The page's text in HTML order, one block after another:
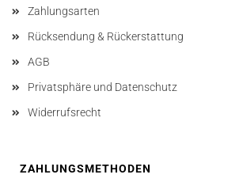
Zahlungsarten
Rücksendung & Rückerstattung
AGB
Privatsphäre und Datenschutz
Widerrufsrecht
ZAHLUNGSMETHODEN